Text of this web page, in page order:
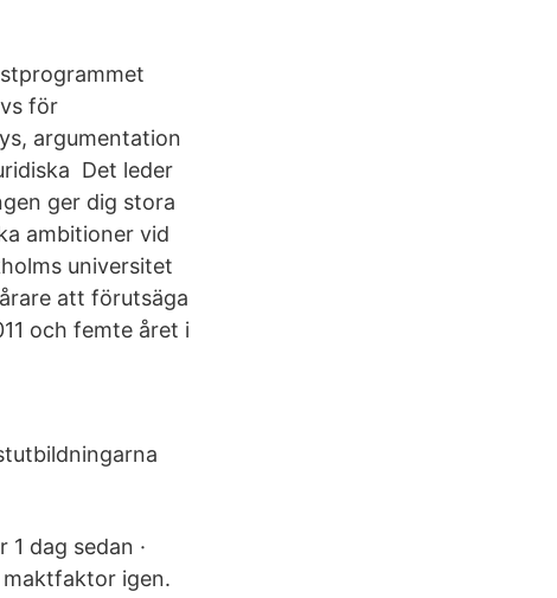
för
argumentation
Det leder
ger dig stora
ambitioner vid
universitet
att förutsäga
och femte året i
dag sedan ·
maktfaktor igen.